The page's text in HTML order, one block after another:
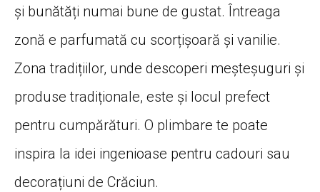
și bunătăți numai bune de gustat. Întreaga
zonă e parfumată cu scorțișoară și vanilie.
Zona tradițiilor, unde descoperi meșteșuguri și
produse tradiționale, este și locul prefect
pentru cumpărături. O plimbare te poate
inspira la idei ingenioase pentru cadouri sau
decorațiuni de Crăciun.